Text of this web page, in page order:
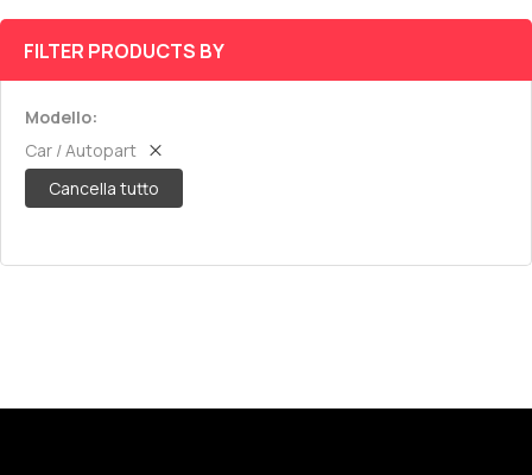
FILTER PRODUCTS BY
Modello
Car / Autopart
Cancella tutto